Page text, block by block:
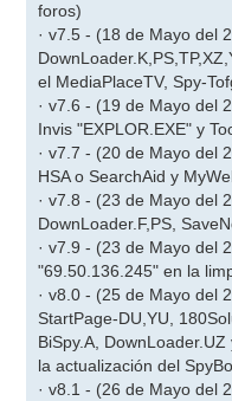
foros)
· v7.5 - (18 de Mayo del
el MediaPlaceTV, Spy-
· v7.6 - (19 de Mayo del
Invis "EXPLOR.EXE" y
· v7.7 - (20 de Mayo del
HSA o SearchAid y
· v7.8 - (23 de Mayo del
DownLoader.F,PS,
· v7.9 - (23 de Mayo del
"69.50.136.245" en la
· v8.0 - (25 de Mayo del
StartPage-DU,YU,
BiSpy.A,
la actualización del
· v8.1 - (26 de Mayo del